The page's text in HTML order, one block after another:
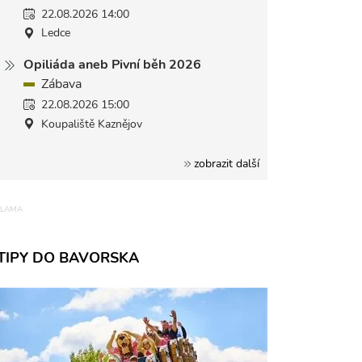
22.08.2026 14:00
Ledce
Opiliáda aneb Pivní běh 2026
Zábava
22.08.2026 15:00
Koupaliště Kaznějov
zobrazit další
DO BAVORSKA